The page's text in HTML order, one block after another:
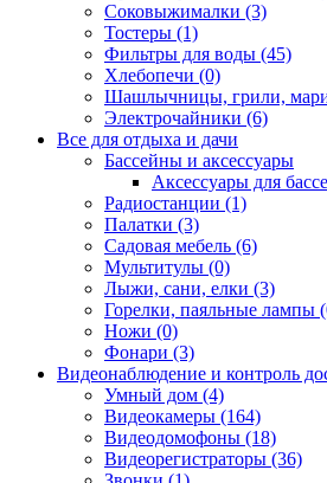
Соковыжималки (3)
Тостеры (1)
Фильтры для воды (45)
Хлебопечи (0)
Шашлычницы, грили,
Электрочайники (6)
Все для отдыха и дачи
Бассейны и аксессуары
Аксессуары для
Радиостанции (1)
Палатки (3)
Садовая мебель (6)
Мультитулы (0)
Лыжи, сани, елки (3)
Горелки, паяльные лампы
Ножи (0)
Фонари (3)
Видеонаблюдение и контроль
Умный дом (4)
Видеокамеры (164)
Видеодомофоны (18)
Видеорегистраторы (36)